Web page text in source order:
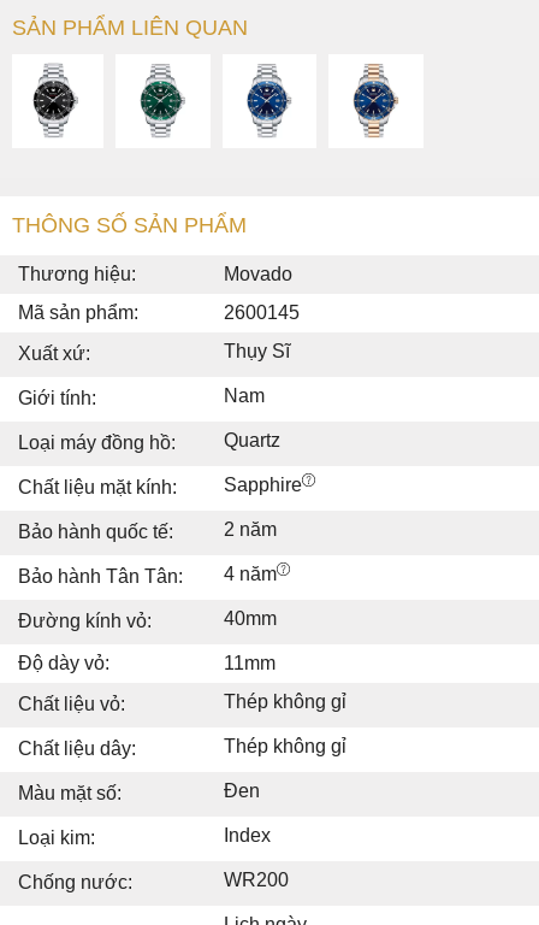
SẢN PHẨM LIÊN QUAN
THÔNG SỐ SẢN PHẨM
Thương hiệu:
Movado
Mã sản phẩm:
2600145
Xuất xứ:
Thụy Sĩ
Giới tính: Nam
Loại máy đồng hồ: Quartz
Chất liệu mặt kính: Sapphire
Bảo hành quốc tế: 2 năm
Bảo hành Tân Tân: 4 năm
Đường kính vỏ: 40mm
Độ dày vỏ:
11mm
Chất liệu vỏ:
Thép không gỉ
Chất liệu dây: Thép không gỉ
Màu mặt số: Đen
Loại kim: Index
Chống nước: WR200